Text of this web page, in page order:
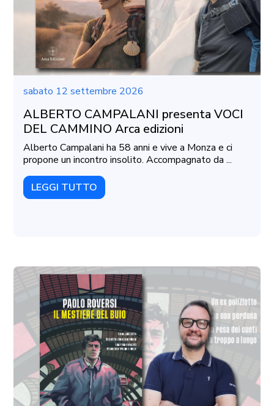
sabato 12 settembre 2026
ALBERTO CAMPALANI presenta VOCI
DEL CAMMINO Arca edizioni
Alberto Campalani ha 58 anni e vive a Monza e ci
propone un incontro insolito. Accompagnato da ...
LEGGI TUTTO